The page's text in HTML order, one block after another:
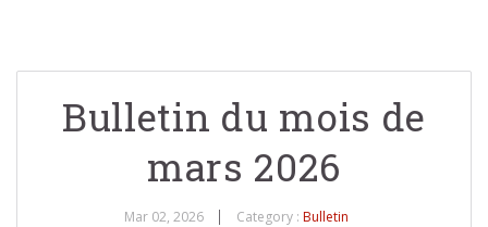
Bulletin du mois de
mars 2026
Mar 02, 2026 Category : Bulletin